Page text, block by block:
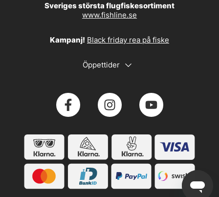
Sveriges största flugfiskesortiment
www.fishline.se
Kampanj! Black friday rea på fiske
Öppettider